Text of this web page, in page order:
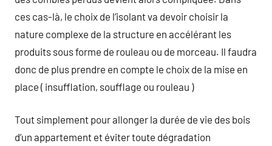
ces cas-là, le choix de l’isolant va devoir choisir la
nature complexe de la structure en accélérant les
produits sous forme de rouleau ou de morceau. Il faudra
donc de plus prendre en compte le choix de la mise en
place ( insufflation, soufflage ou rouleau )
Tout simplement pour allonger la durée de vie des bois
d’un appartement et éviter toute dégradation